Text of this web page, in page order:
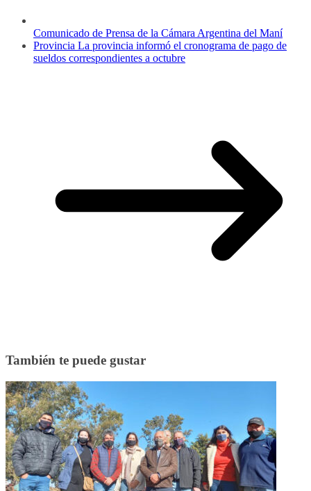
Comunicado de Prensa de la Cámara Argentina del Maní
Provincia La provincia informó el cronograma de pago de
sueldos correspondientes a octubre
También te puede gustar